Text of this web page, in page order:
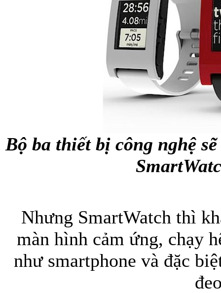
Bộ ba thiết bị công nghệ
Nhưng SmartWatch thì
màn hình cảm ứng, chạy
như smartphone và đặc